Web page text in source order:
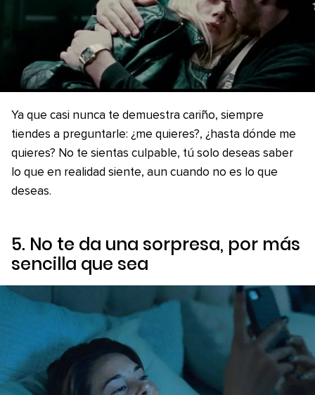
Ya que casi nunca te demuestra cariño, siempre
tiendes a preguntarle: ¿me quieres?, ¿hasta dónde me
quieres? No te sientas culpable, tú solo deseas saber
lo que en realidad siente, aun cuando no es lo que
deseas.
5. No te da una sorpresa, por más
sencilla que sea